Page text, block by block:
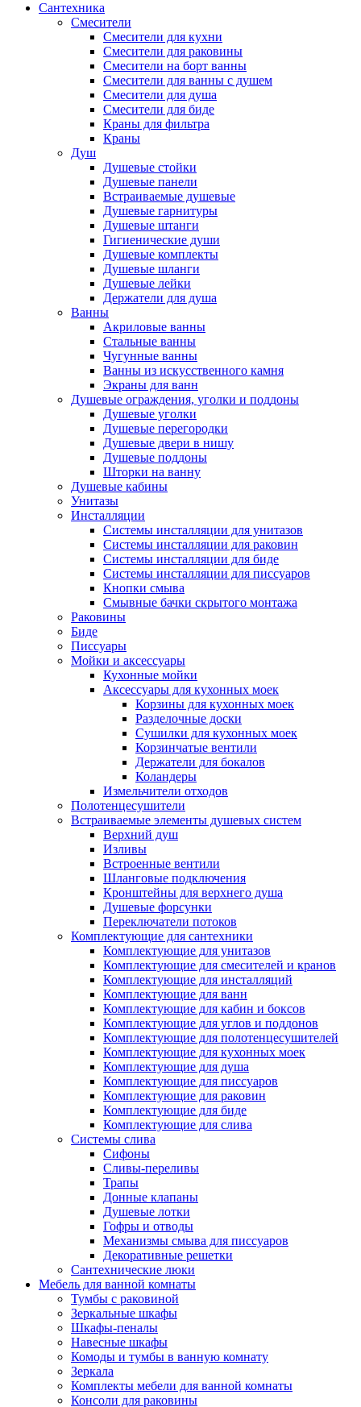
Сантехника
Смесители
Смесители для кухни
Смесители для раковины
Смесители на борт ванны
Смесители для ванны с душем
Смесители для душа
Смесители для биде
Краны для фильтра
Краны
Душ
Душевые стойки
Душевые панели
Встраиваемые душевые
Душевые гарнитуры
Душевые штанги
Гигиенические души
Душевые комплекты
Душевые шланги
Душевые лейки
Держатели для душа
Ванны
Акриловые ванны
Стальные ванны
Чугунные ванны
Ванны из искусственного камня
Экраны для ванн
Душевые ограждения, уголки и поддоны
Душевые уголки
Душевые перегородки
Душевые двери в нишу
Душевые поддоны
Шторки на ванну
Душевые кабины
Унитазы
Инсталляции
Системы инсталляции для унитазов
Системы инсталляции для раковин
Системы инсталляции для биде
Системы инсталляции для писсуаров
Кнопки смыва
Смывные бачки скрытого монтажа
Раковины
Биде
Писсуары
Мойки и аксессуары
Кухонные мойки
Аксессуары для кухонных моек
Корзины для кухонных моек
Разделочные доски
Сушилки для кухонных моек
Корзинчатые вентили
Держатели для бокалов
Коландеры
Измельчители отходов
Полотенцесушители
Встраиваемые элементы душевых систем
Верхний душ
Изливы
Встроенные вентили
Шланговые подключения
Кронштейны для верхнего душа
Душевые форсунки
Переключатели потоков
Комплектующие для сантехники
Комплектующие для унитазов
Комплектующие для смесителей и кранов
Комплектующие для инсталляций
Комплектующие для ванн
Комплектующие для кабин и боксов
Комплектующие для углов и поддонов
Комплектующие для полотенцесушителей
Комплектующие для кухонных моек
Комплектующие для душа
Комплектующие для писсуаров
Комплектующие для раковин
Комплектующие для биде
Комплектующие для слива
Системы слива
Сифоны
Сливы-переливы
Трапы
Донные клапаны
Душевые лотки
Гофры и отводы
Механизмы смыва для писсуаров
Декоративные решетки
Сантехнические люки
Мебель для ванной комнаты
Тумбы с раковиной
Зеркальные шкафы
Шкафы-пеналы
Навесные шкафы
Комоды и тумбы в ванную комнату
Зеркала
Комплекты мебели для ванной комнаты
Консоли для раковины